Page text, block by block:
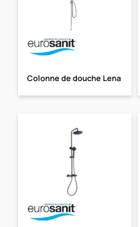
Colonne de douche Lena